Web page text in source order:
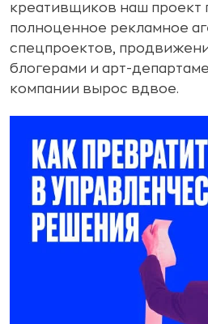
креативщиков наш проект
полноценное рекламное
спецпроектов,
блогерами и арт-
компании вырос вдвое.